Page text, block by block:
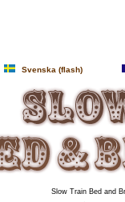
Svenska (flash)
Slow Train Bed and